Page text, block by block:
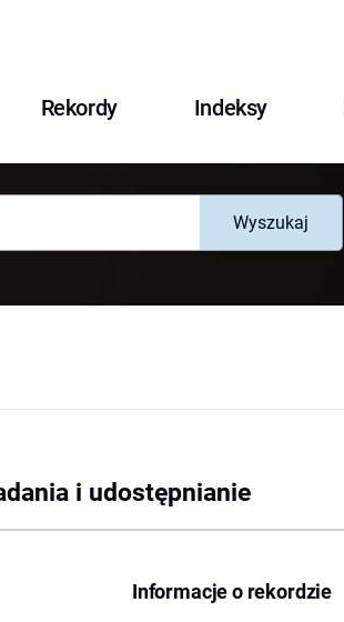
Rekordy Indeksy
Wyszukaj
i udostępnianie
Informacje o rekordzie